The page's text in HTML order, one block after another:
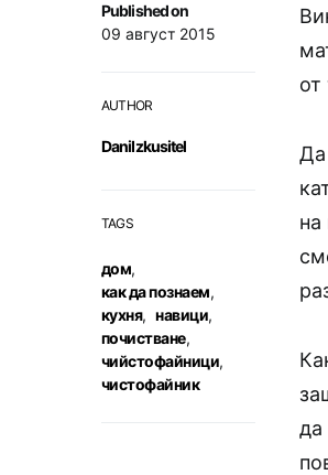
Published on
09 август 2015
AUTHOR
DaniIzkusitel
TAGS
дом,
как да познаем,
кухня, навици,
почистване,
чийстофайници,
чистофайник
от
Да
на
да